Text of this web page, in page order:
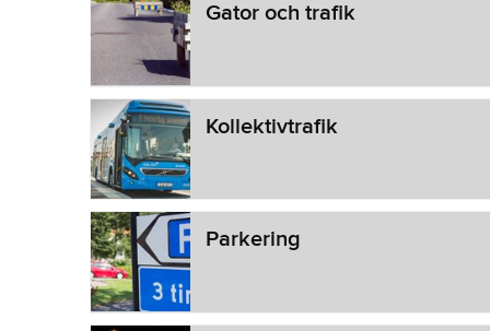
Gator och trafik
Kollektivtrafik
Parkering